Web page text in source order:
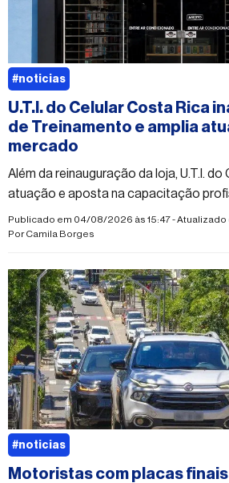
U.T.I. do Celular Costa Rica
de Treinamento e amplia
mercado
Além da reinauguração da loja, U.T.I. do
atuação e aposta na capacitação
à crescente demanda do mercado
Publicado em 04/08/2026 às 15:47 -
PorCamila Borges
#noticias
Motoristas com placas finais
#noticias